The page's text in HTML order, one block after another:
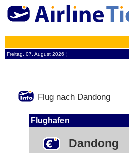
Freitag, 07. August 2026 ¦
Flug nach Dandong
Flughafen
Dandong